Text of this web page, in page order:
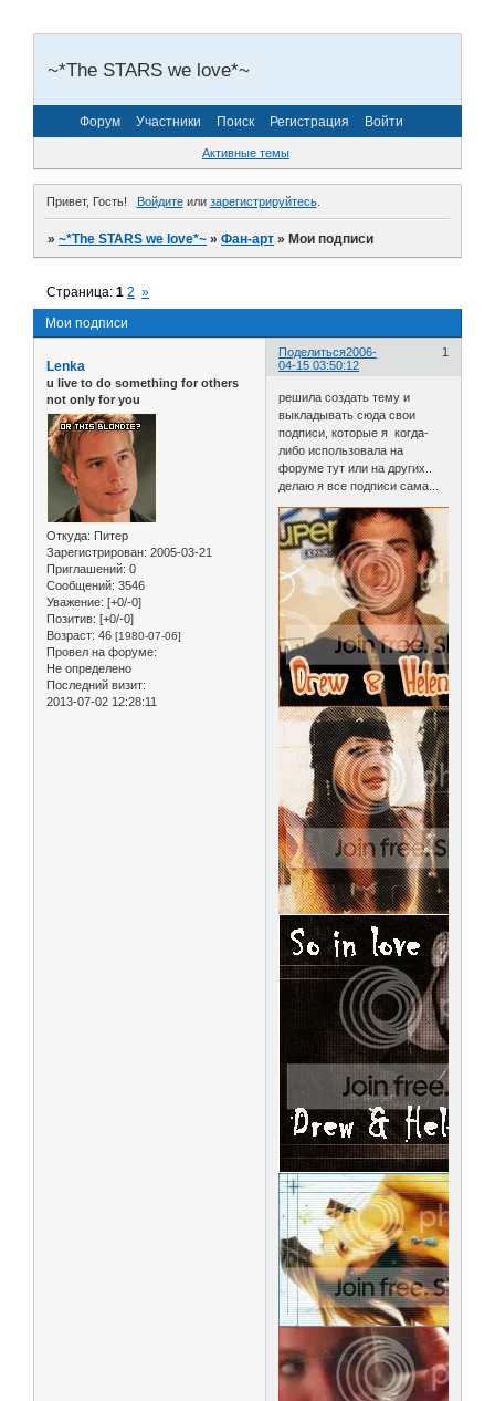
~*The STARS we love*~
Форум Участники Поиск Регистрация Войти
Активные темы
Привет, Гость! Войдитеили зарегистрируйтесь.
»~*The STARS we love*~ »Фан-арт »Мои подписи
Мои подписи
Страница:1 2 »
Поделиться 1
2006-
04-15 03:50:12
Lenka
u live to do something for others
not only for you
Откуда: Питер
Зарегистрирован: 2005-03-21
Приглашений: 0
Сообщений: 3546
Уважение: [+0/-0]
Позитив: [+0/-0]
Возраст: 46 [1980-07-06]
Провел на форуме:
Не определено
Последний визит:
2013-07-02 12:28:11
решила создать тему и
выкладывать сюда свои
подписи, которые я когда-
либо использовала на
форуме тут или на других..
делаю я все подписи сама...